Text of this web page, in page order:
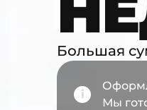
Большая
Мы